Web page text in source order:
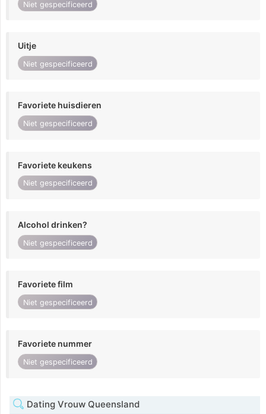
Niet gespecificeerd
Uitje
Niet gespecificeerd
Favoriete huisdieren
Niet gespecificeerd
Favoriete keukens
Niet gespecificeerd
Alcohol drinken?
Niet gespecificeerd
Favoriete film
Niet gespecificeerd
Favoriete nummer
Niet gespecificeerd
Dating Vrouw Queensland